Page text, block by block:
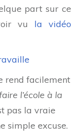
part sur ce
vu la vidéo
rend facilement
l’école à la
pas la vraie
simple excuse.